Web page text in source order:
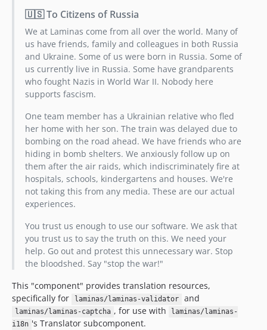
2.4.0rc2
2.4.0rc1
2.3.9
2.3.8
2.3.7
2.3.6
2.3.5
2.3.4
2.3.3
2.3.2
2.3.1
2.3.0
2.2.10
2.2.9
2.2.8
2.2.7
2.2.6
2.2.5
2.2.4
2.2.3
2.2.2
🇺🇸 To Citizens of Russia
We at Laminas come from all over the world. Many of
us have friends, family and colleagues in both Russia
and Ukraine. Some of us were born in Russia. Some of
us currently live in Russia. Some have grandparents
who fought Nazis in World War II. Nobody here
supports fascism.
One team member has a Ukrainian relative who fled
her home with her son. The train was delayed due to
bombing on the road ahead. We have friends who are
hiding in bomb shelters. We anxiously follow up on
them after the air raids, which indiscriminately fire at
hospitals, schools, kindergartens and houses. We're
not taking this from any media. These are our actual
experiences.
You trust us enough to use our software. We ask that
you trust us to say the truth on this. We need your
help. Go out and protest this unnecessary war. Stop
the bloodshed. Say "stop the war!"
This "component" provides translation resources,
specifically for
laminas/laminas-validator and
laminas/laminas-captcha , for use with
laminas/laminas-
i18n 's Translator subcomponent.